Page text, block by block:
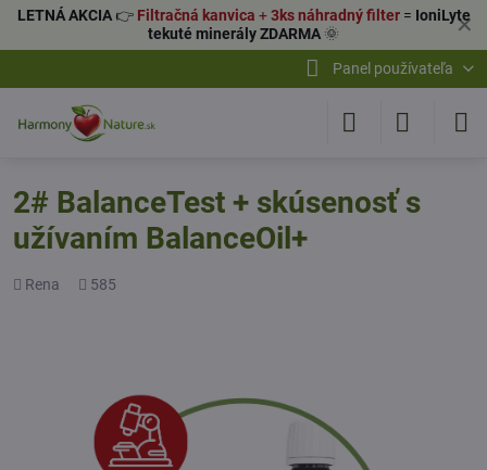
✕
LETNÁ AKCIA👉 Filtračná kanvica +3ks náhradný filter= IoniLyte
tekuté minerály ZDARMA 🌞
Panel používateľa
2# BalanceTest + skúsenosť s
užívaním BalanceOil+
Pridal
Rena
Počet
585